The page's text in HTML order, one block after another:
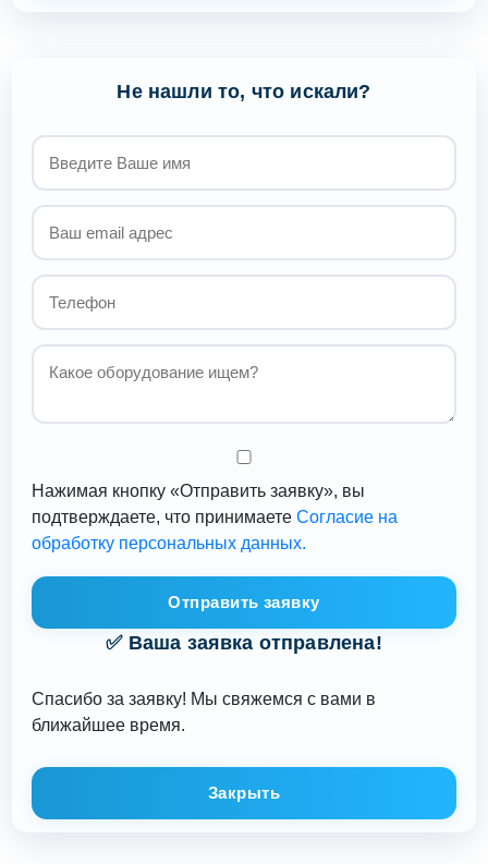
Не нашли то, что искали?
Нажимая кнопку «Отправить заявку», вы
подтверждаете, что принимаетеСогласие на
обработку персональных данных.
Отправить заявку
✅ Ваша заявка отправлена!
Спасибо за заявку! Мы свяжемся с вами в
ближайшее время.
Закрыть